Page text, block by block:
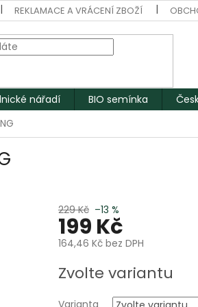
REKLAMACE A VRÁCENÍ ZBOŽÍ
nářadí BIO semínka
229 Kč –13 %
199 Kč
164,46 Kč bez DPH
cena:
Zvolte variantu